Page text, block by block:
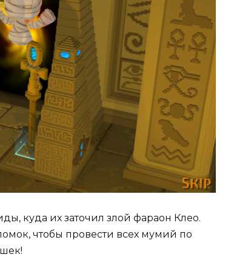
куда их заточил злой фараон Клео.
чтобы провести всех мумий по